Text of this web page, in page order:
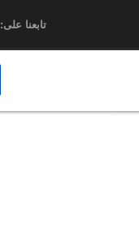
تابعنا على: